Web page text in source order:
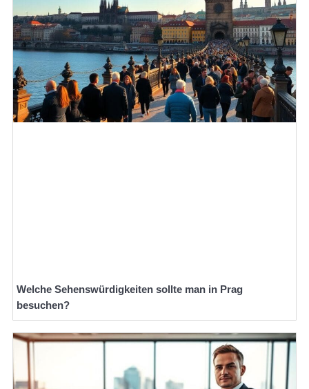
Welche Sehenswürdigkeiten sollte man in Prag
besuchen?